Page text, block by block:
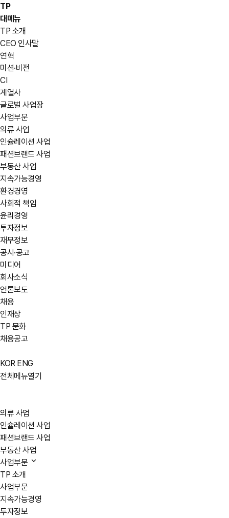
TP
대메뉴
TP 소개
CEO 인사말
연혁
미션·비전
CI
계열사
글로벌 사업장
사업부문
의류 사업
인슐레이션 사업
패션브랜드 사업
부동산 사업
지속가능경영
환경경영
사회적 책임
윤리경영
투자정보
재무정보
공시·공고
미디어
회사소식
언론보도
채용
인재상
TP 문화
채용공고
KOR ENG
전체메뉴열기
의류 사업
인슐레이션 사업
패션브랜드 사업
부동산 사업
사업부문
TP 소개
사업부문
지속가능경영
투자정보